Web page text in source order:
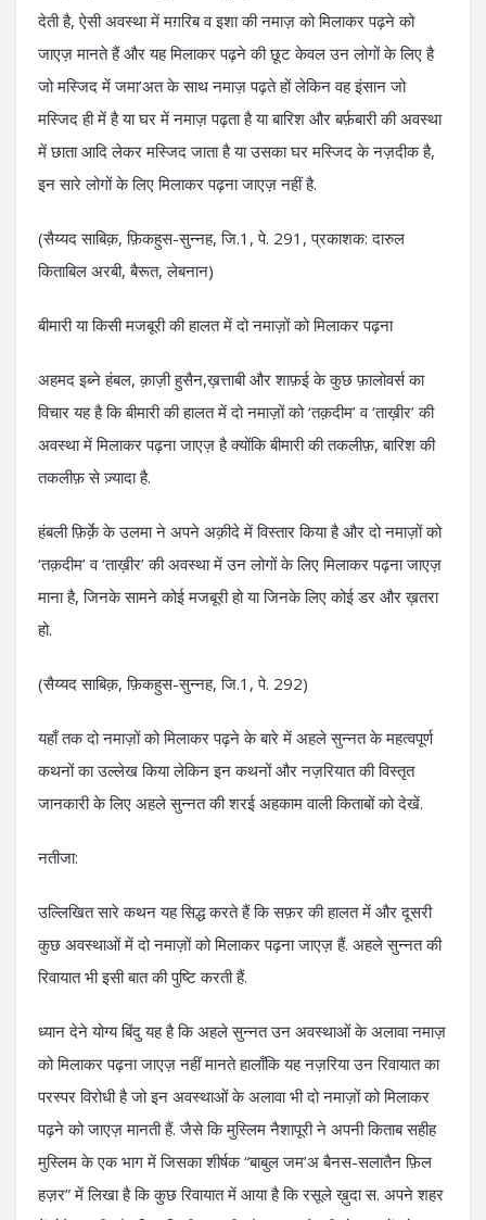
देती है, ऐसी अवस्था में मग़रिब व इशा की नमाज़ को मिलाकर पढ़ने को
जाएज़ मानते हैं और यह मिलाकर पढ़ने की छूट केवल उन लोगों के लिए है
जो मस्जिद में जमा’अत के साथ नमाज़ पढ़ते हों लेकिन वह इंसान जो
मस्जिद ही में है या घर में नमाज़ पढ़ता है या बारिश और बर्फ़बारी की अवस्था
में छाता आदि लेकर मस्जिद जाता है या उसका घर मस्जिद के नज़दीक है,
इन सारे लोगों के लिए मिलाकर पढ़ना जाएज़ नहीं है.
(सैय्यद साबिक़, फ़िकहुस-सुन्नह, जि.1, पे. 291, प्रकाशक: दारुल
किताबिल अरबी, बैरूत, लेबनान)
बीमारी या किसी मजबूरी की हालत में दो नमाज़ों को मिलाकर पढ़ना
अहमद इब्ने हंबल, क़ाज़ी हुसैन,ख़त्ताबी और शाफ़ई के कुछ फ़ालोवर्स का
विचार यह है कि बीमारी की हालत में दो नमाज़ों को ‘तक़दीम’ व ‘ताख़ीर’ की
अवस्था में मिलाकर पढ़ना जाएज़ है क्योंकि बीमारी की तकलीफ़, बारिश की
तकलीफ़ से ज़्यादा है.
हंबली फ़िर्क़े के उलमा ने अपने अक़ीदे में विस्तार किया है और दो नमाज़ों को
‘तक़दीम’ व ‘ताख़ीर’ की अवस्था में उन लोगों के लिए मिलाकर पढ़ना जाएज़
माना है, जिनके सामने कोई मजबूरी हो या जिनके लिए कोई डर और ख़तरा
हो.
(सैय्यद साबिक़, फ़िकहुस-सुन्नह, जि.1, पे. 292)
यहाँ तक दो नमाज़ों को मिलाकर पढ़ने के बारे में अहले सुन्नत के महत्वपूर्ण
कथनों का उल्लेख किया लेकिन इन कथनों और नज़रियात की विस्तृत
जानकारी के लिए अहले सुन्नत की शरई अहकाम वाली किताबों को देखें.
नतीजा:
उल्लिखित सारे कथन यह सिद्ध करते हैं कि सफ़र की हालत में और दूसरी
कुछ अवस्थाओं में दो नमाज़ों को मिलाकर पढ़ना जाएज़ हैं. अहले सुन्नत की
रिवायात भी इसी बात की पुष्टि करती हैं.
ध्यान देने योग्य बिंदु यह है कि अहले सुन्नत उन अवस्थाओं के अलावा नमाज़
को मिलाकर पढ़ना जाएज़ नहीं मानते हालाँकि यह नज़रिया उन रिवायात का
परस्पर विरोधी है जो इन अवस्थाओं के अलावा भी दो नमाज़ों को मिलाकर
पढ़ने को जाएज़ मानती हैं. जैसे कि मुस्लिम नैशापूरी ने अपनी किताब सहीह
मुस्लिम के एक भाग में जिसका शीर्षक “बाबुल जम’अ बैनस-सलातैन फ़िल
हज़र” में लिखा है कि कुछ रिवायात में आया है कि रसूले ख़ुदा स. अपने शहर